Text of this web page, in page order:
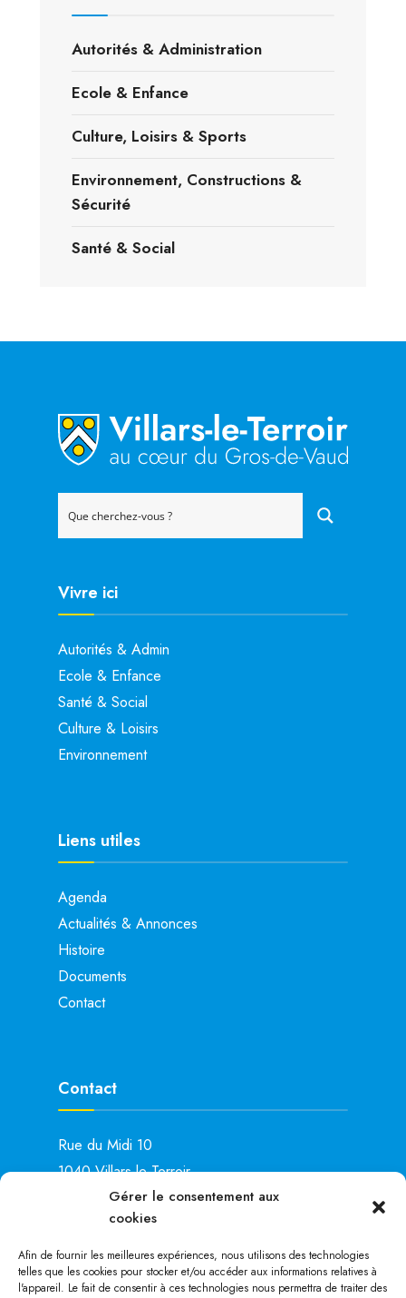
Gérer le consentement aux
cookies
Afin de fournir les meilleures expériences, nous utilisons des technologies
telles que les cookies pour stocker et/ou accéder aux informations relatives à
l'appareil. Le fait de consentir à ces technologies nous permettra de traiter des
Autorités & Administration
Ecole & Enfance
Culture, Loisirs & Sports
Environnement, Constructions &
Sécurité
Santé & Social
Vivre ici
Autorités & Admin
Ecole & Enfance
Santé & Social
Culture & Loisirs
Environnement
Liens utiles
Agenda
Actualités & Annonces
Histoire
Documents
Contact
Contact
Rue du Midi 10
1040 Villars-le-Terroir
Lu: 15h00 – 19h00
Ma: 14h00 – 16h00
Je: 8h00 – 11h00
Tél. :021 881 28 25